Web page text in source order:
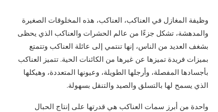
وظيفة المغازل في العناكب، العناكب، هذه المخلوقات الصغيرة
والمدهشة، تشكل جزءًا من عالم الحشرات والعناكب الذي يحظى
بشغف العديد من الناس، إنها تنتمي إلى عائلة العناكب وتتمتع
بميزات فريدة تميزها عن غيرها من الكائنات الحية. تتميز العناكب
بأجسادها المفصلة، وأرجلها الطويلة، وعيونها المتعددة، وهيكلها
الذي يسمح لها بالتسلق والصيد والتنقل بسهولة.
واحدة من أبرز سمات العناكب هي قدرتها على إنتاج الحبال